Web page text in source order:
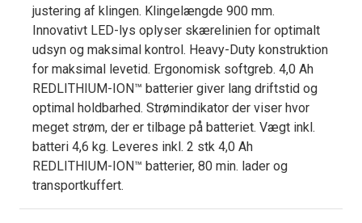
justering af klingen. Klingelængde 900 mm.
Innovativt LED-lys oplyser skærelinien for optimalt
udsyn og maksimal kontrol. Heavy-Duty konstruktion
for maksimal levetid. Ergonomisk softgreb. 4,0 Ah
REDLITHIUM-ION™ batterier giver lang driftstid og
optimal holdbarhed. Strømindikator der viser hvor
meget strøm, der er tilbage på batteriet. Vægt inkl.
batteri 4,6 kg. Leveres inkl. 2 stk 4,0 Ah
REDLITHIUM-ION™ batterier, 80 min. lader og
transportkuffert.